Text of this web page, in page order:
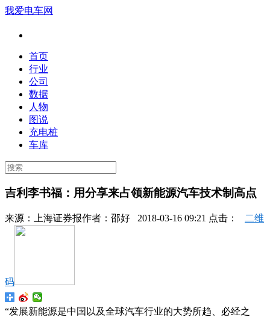
我爱电车网
首页
行业
公司
数据
人物
图说
充电桩
车库
吉利李书福：用分享来占领新能源汽车技术制高点
来源： 上海证券报作者： 邵好 2018-03-16 09:21 点击： 二维
码
“发展新能源是中国以及全球汽车行业的大势所趋、必经之